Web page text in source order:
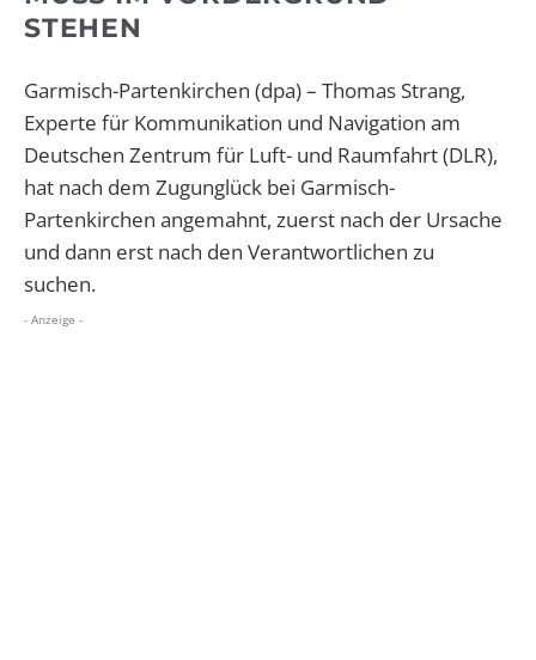
STEHEN
Garmisch-Partenkirchen (dpa) – Thomas Strang,
Experte für Kommunikation und Navigation am
Deutschen Zentrum für Luft- und Raumfahrt (DLR),
hat nach dem Zugunglück bei Garmisch-
Partenkirchen angemahnt, zuerst nach der Ursache
und dann erst nach den Verantwortlichen zu
suchen.
- Anzeige -